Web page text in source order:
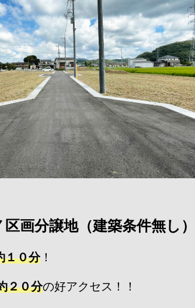
区画分譲地（建築条件無し
１０分！
２０分の好アクセス！！